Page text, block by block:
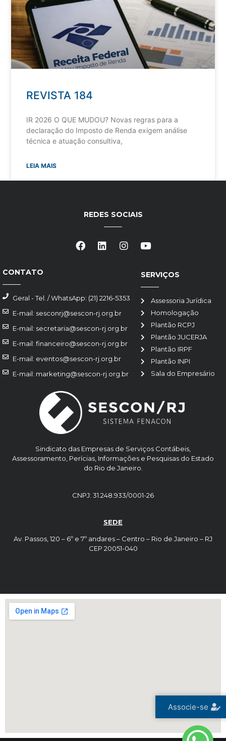
REVISTA 184
IR 2026 O QUE MUDOU? Novas regras para a
declaração do Imposto de Renda exigem análise
técnica e atuação consultiva,
LEIA MAIS
Sindicato das Empresas de Serviços Contábeis,
Assessoramento, Perícias, Informações e Pesquisas do Estado
do Rio de Janeiro.
CNPJ: 31.248.933/0001-26
SEDE
Av. Passos, 120 – 6º e 7º andares – Centro – Rio de Janeiro – RJ
CEP 20051-040
SERVIÇOS
Assessoria Jurídica
Homologação
Plantão RCPJ
Plantão JUCERJA
Plantão IRPF
Plantão INPI
Sala do Empresário
CONTATO
Geral - Tel. / WhatsApp: (21) 2216-5353
E-mail: sesconrj@sescon-rj.org.br
E-mail: secretaria@sescon-rj.org.br
E-mail: financeiro@sescon-rj.org.br
E-mail: eventos@sescon-rj.org.br
E-mail: marketing@sescon-rj.org.br
REDES SOCIAIS
Associe-se